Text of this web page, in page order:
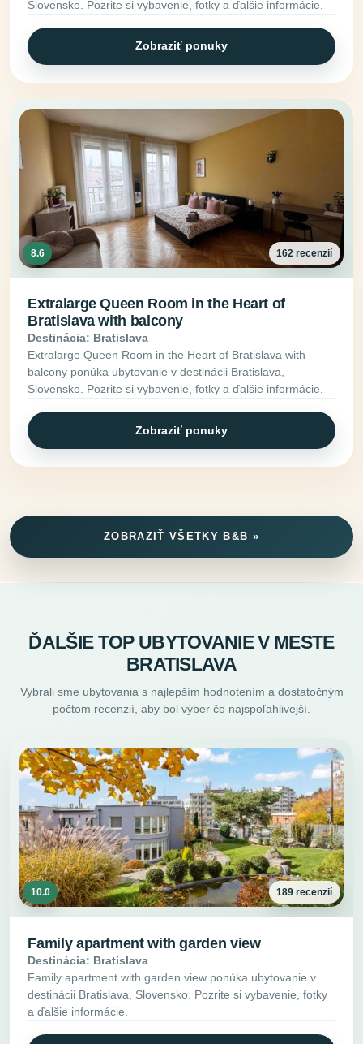
Slovensko. Pozrite si vybavenie, fotky a ďalšie informácie.
Zobraziť ponuky
8.6 162 recenzií
Extralarge Queen Room in the Heart of
Bratislava with balcony
Destinácia: Bratislava
Extralarge Queen Room in the Heart of Bratislava with
balcony ponúka ubytovanie v destinácii Bratislava,
Slovensko. Pozrite si vybavenie, fotky a ďalšie informácie.
Zobraziť ponuky
ZOBRAZIŤ VŠETKY B&B »
ĎALŠIE TOP UBYTOVANIE V MESTE
BRATISLAVA
Vybrali sme ubytovania s najlepším hodnotením a dostatočným
počtom recenzií, aby bol výber čo najspoľahlivejší.
10.0 189 recenzií
Family apartment with garden view
Destinácia: Bratislava
Family apartment with garden view ponúka ubytovanie v
destinácii Bratislava, Slovensko. Pozrite si vybavenie, fotky
a ďalšie informácie.